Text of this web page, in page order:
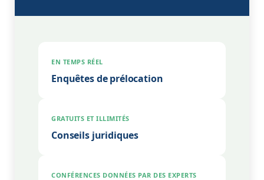
Rabais et économies
EN TEMPS RÉEL
Enquêtes de prélocation
GRATUITS ET ILLIMITÉS
Conseils juridiques
CONFÉRENCES DONNÉES PAR DES EXPERTS